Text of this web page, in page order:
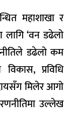
महाशाखा र
‘वन डढेलो
डढेलो कम
प्रविधि
मिलेर आगो
उल्लेख